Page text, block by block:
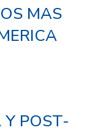
MAS
Y POST-